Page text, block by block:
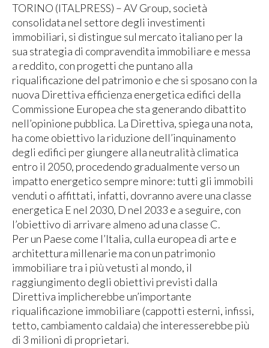
TORINO (ITALPRESS) – AV Group, società
consolidata nel settore degli investimenti
immobiliari, si distingue sul mercato italiano per la
sua strategia di compravendita immobiliare e messa
a reddito, con progetti che puntano alla
riqualificazione del patrimonio e che si sposano con la
nuova Direttiva efficienza energetica edifici della
Commissione Europea che sta generando dibattito
nell’opinione pubblica. La Direttiva, spiega una nota,
ha come obiettivo la riduzione dell’inquinamento
degli edifici per giungere alla neutralità climatica
entro il 2050, procedendo gradualmente verso un
impatto energetico sempre minore: tutti gli immobili
venduti o affittati, infatti, dovranno avere una classe
energetica E nel 2030, D nel 2033 e a seguire, con
l’obiettivo di arrivare almeno ad una classe C.
Per un Paese come l’Italia, culla europea di arte e
architettura millenarie ma con un patrimonio
immobiliare tra i più vetusti al mondo, il
raggiungimento degli obiettivi previsti dalla
Direttiva implicherebbe un’importante
riqualificazione immobiliare (cappotti esterni, infissi,
tetto, cambiamento caldaia) che interesserebbe più
di 3 milioni di proprietari.